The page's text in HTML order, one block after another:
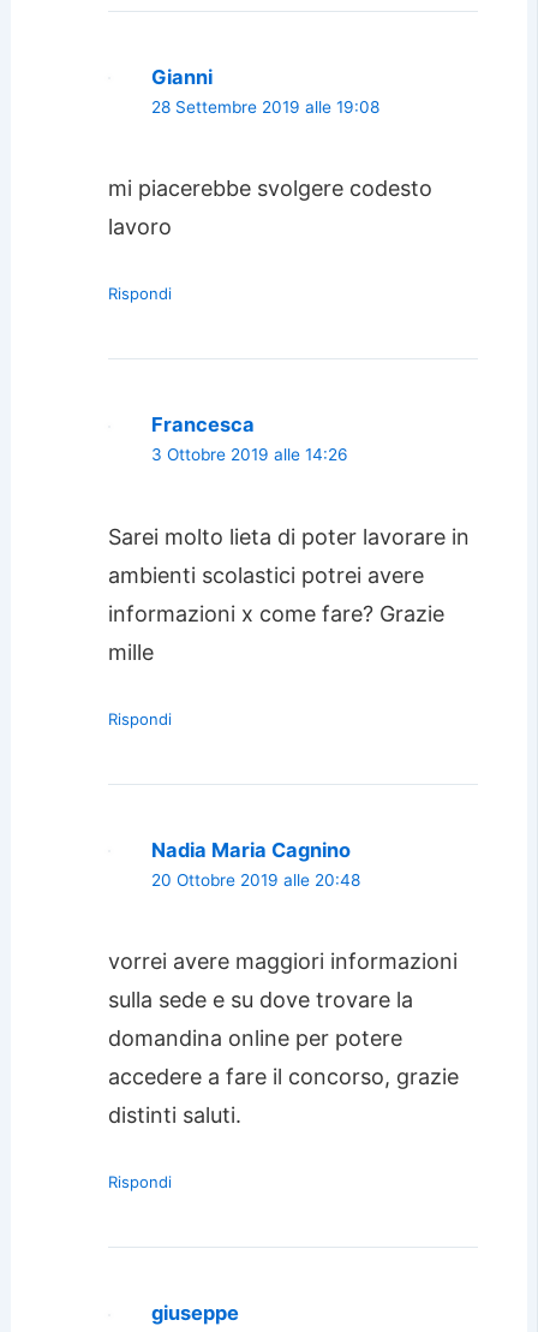
Gianni
28 Settembre 2019 alle 19:08
mi piacerebbe svolgere codesto
lavoro
Rispondi
Francesca
3 Ottobre 2019 alle 14:26
Sarei molto lieta di poter lavorare in
ambienti scolastici potrei avere
informazioni x come fare? Grazie
mille
Rispondi
Nadia Maria Cagnino
20 Ottobre 2019 alle 20:48
vorrei avere maggiori informazioni
sulla sede e su dove trovare la
domandina online per potere
accedere a fare il concorso, grazie
distinti saluti.
Rispondi
giuseppe